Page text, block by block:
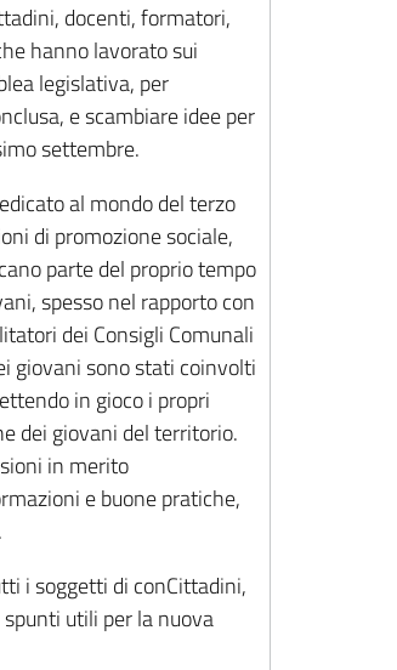
docenti, formatori,
hanno lavorato sui
legislativa, per
e scambiare idee per
settembre.
al mondo del terzo
di promozione sociale,
parte del proprio tempo
spesso nel rapporto con
dei Consigli Comunali
giovani sono stati coinvolti
in gioco i propri
dei giovani del territorio.
in merito
e buone pratiche,
i soggetti di conCittadini,
utili per la nuova